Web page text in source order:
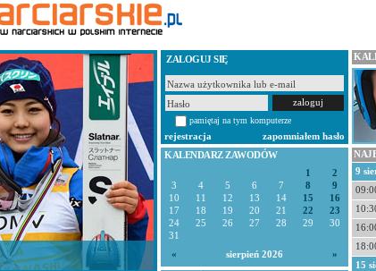
ZALOGUJ SIĘ
pamiętaj na tym komputerze
rejestracja
zapomniałem hasło
KALENDARZ ZAWODÓW
1
2
3
4 5 6 7 8
9
10
11 12 13 14 15
16
17
18 19 20 21 22
23
24
25 26 27 28 29
30
31
«
sierpień 2026 »
9
15